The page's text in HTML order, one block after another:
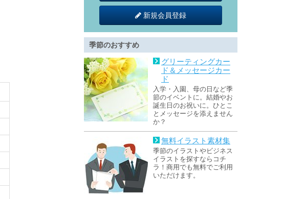
新規会員登録
季節のおすすめ
グリーティングカー
ド＆メッセージカー
ド
入学・入園、母の日など季
節のイベントに。結婚やお
誕生日のお祝いに。ひとこ
とメッセージを添えません
か？
無料イラスト素材集
季節のイラストやビジネス
イラストを探すならコチ
ラ！商用でも無料でご利用
いただけます。